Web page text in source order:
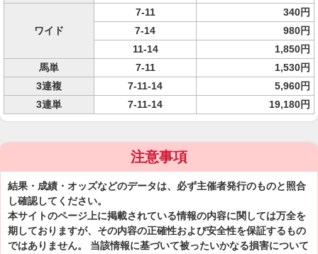
ワイド
7-11
340円
7-14
980円
11-14
1,850円
馬単
7-11
1,530円
3連複
7-11-14
5,960円
3連単
7-11-14 19,180円
注意事項
結果・成績・オッズなどのデータは、必ず主催者発行のものと照合
し確認してください。
本サイトのページ上に掲載されている情報の内容に関しては万全を
期しておりますが、その内容の正確性および安全性を保証するもの
ではありません。 当該情報に基づいて被ったいかなる損害について